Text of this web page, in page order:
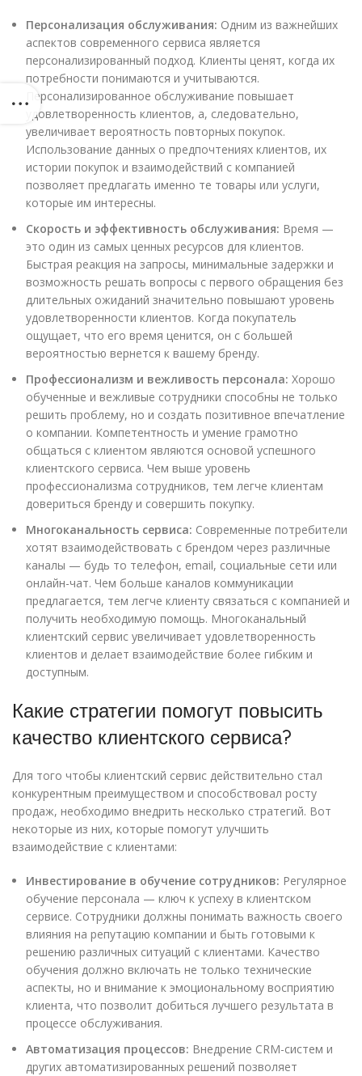
Персонализация обслуживания: Одним из важнейших
аспектов современного сервиса является
персонализированный подход. Клиенты ценят, когда их
потребности понимаются и учитываются.
Персонализированное обслуживание повышает
удовлетворенность клиентов, а, следовательно,
увеличивает вероятность повторных покупок.
Использование данных о предпочтениях клиентов, их
истории покупок и взаимодействий с компанией
позволяет предлагать именно те товары или услуги,
которые им интересны.
Скорость и эффективность обслуживания: Время —
это один из самых ценных ресурсов для клиентов.
Быстрая реакция на запросы, минимальные задержки и
возможность решать вопросы с первого обращения без
длительных ожиданий значительно повышают уровень
удовлетворенности клиентов. Когда покупатель
ощущает, что его время ценится, он с большей
вероятностью вернется к вашему бренду.
Профессионализм и вежливость персонала: Хорошо
обученные и вежливые сотрудники способны не только
решить проблему, но и создать позитивное впечатление
о компании. Компетентность и умение грамотно
общаться с клиентом являются основой успешного
клиентского сервиса. Чем выше уровень
профессионализма сотрудников, тем легче клиентам
довериться бренду и совершить покупку.
Многоканальность сервиса: Современные потребители
хотят взаимодействовать с брендом через различные
каналы — будь то телефон, email, социальные сети или
онлайн-чат. Чем больше каналов коммуникации
предлагается, тем легче клиенту связаться с компанией и
получить необходимую помощь. Многоканальный
клиентский сервис увеличивает удовлетворенность
клиентов и делает взаимодействие более гибким и
доступным.
Какие стратегии помогут повысить
качество клиентского сервиса?
Для того чтобы клиентский сервис действительно стал
конкурентным преимуществом и способствовал росту
продаж, необходимо внедрить несколько стратегий. Вот
некоторые из них, которые помогут улучшить
взаимодействие с клиентами:
Инвестирование в обучение сотрудников: Регулярное
обучение персонала — ключ к успеху в клиентском
сервисе. Сотрудники должны понимать важность своего
влияния на репутацию компании и быть готовыми к
решению различных ситуаций с клиентами. Качество
обучения должно включать не только технические
аспекты, но и внимание к эмоциональному восприятию
клиента, что позволит добиться лучшего результата в
процессе обслуживания.
Автоматизация процессов: Внедрение CRM-систем и
других автоматизированных решений позволяет